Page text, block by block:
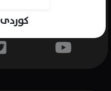
کوردی